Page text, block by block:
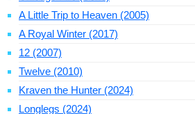
A Little Trip to Heaven (2005)
A Royal Winter (2017)
12 (2007)
Twelve (2010)
Kraven the Hunter (2024)
Longlegs (2024)